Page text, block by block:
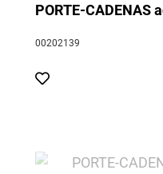
PORTE-CADENAS
00202139